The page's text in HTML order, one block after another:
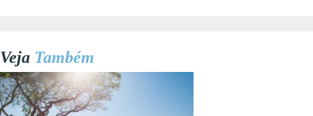
Veja Também